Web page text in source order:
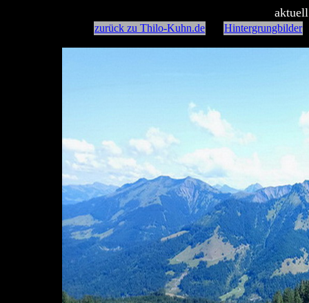
zurück zu Thilo-Kuhn.de Hintergrungbilder